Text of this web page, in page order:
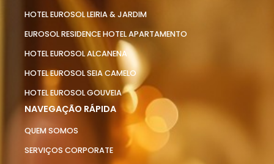
HOTEL EUROSOL LEIRIA & JARDIM
EUROSOL RESIDENCE HOTEL APARTAMENTO
HOTEL EUROSOL ALCANENA
HOTEL EUROSOL SEIA CAMELO
HOTEL EUROSOL GOUVEIA
NAVEGAÇÃO RÁPIDA
QUEM SOMOS
SERVIÇOS CORPORATE